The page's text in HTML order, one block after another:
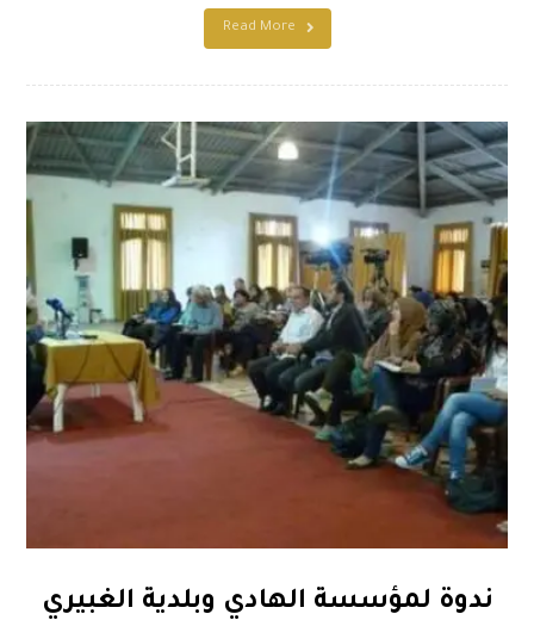
Read More
ندوة لمؤسسة الهادي وبلدية الغبيري